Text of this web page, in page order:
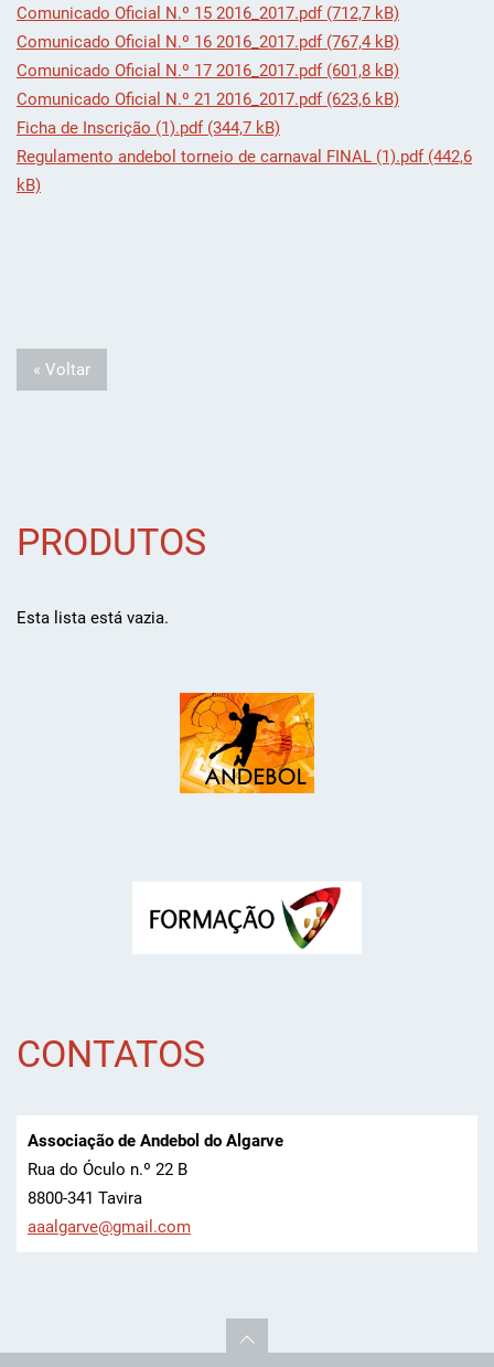
Comunicado Oficial N.º 15 2016_2017.pdf (712,7 kB)
Comunicado Oficial N.º 16 2016_2017.pdf (767,4 kB)
Comunicado Oficial N.º 17 2016_2017.pdf (601,8 kB)
Comunicado Oficial N.º 21 2016_2017.pdf (623,6 kB)
Ficha de Inscrição (1).pdf (344,7 kB)
Regulamento andebol torneio de carnaval FINAL (1).pdf (442,6
kB)
« Voltar
PRODUTOS
Esta lista está vazia.
CONTATOS
Associação de Andebol do Algarve
Rua do Óculo n.º 22 B
8800-341 Tavira
aaalgarve@gmail.com